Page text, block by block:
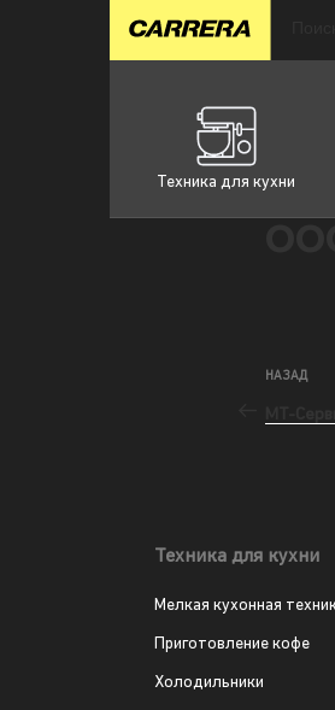
Техника для кухни
НАЗАД
Техника для кухни
Мелкая кухонная
Приготовление кофе
Холодильники